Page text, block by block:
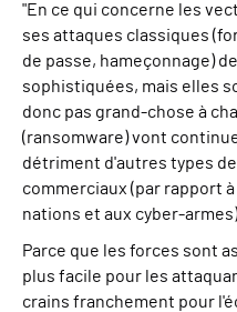
"En ce qui concerne les
ses attaques classiques
de passe, hameçonnage)
sophistiquées, mais elles
donc pas grand-chose à
(ransomware) vont
détriment d'autres types
commerciaux (par rapport
nations et aux cyber-
Parce que les forces sont
plus facile pour les
crains franchement pour